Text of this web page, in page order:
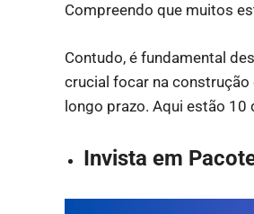
Compreendo que muitos
Contudo, é fundamental
crucial focar na construção
longo prazo. Aqui estão 10
Invista em